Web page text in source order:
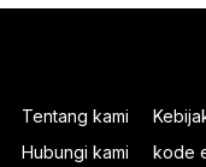
Tentang kami
Hubungi kami
kode